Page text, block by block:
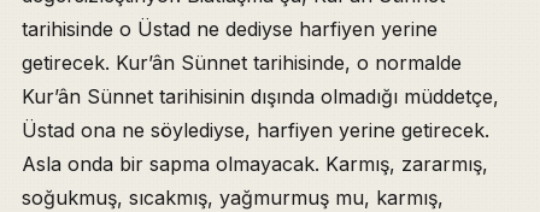
tarihisinde o Üstad ne dediyse harfiyen yerine
getirecek. Kur’ân Sünnet tarihisinde, o normalde
Kur’ân Sünnet tarihisinin dışında olmadığı müddetçe,
Üstad ona ne söylediyse, harfiyen yerine getirecek.
Asla onda bir sapma olmayacak. Karmış, zararmış,
soğukmuş, sıcakmış, yağmurmuş mu, karmış,